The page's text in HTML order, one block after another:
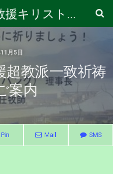
DRCnet 災害救援キリスト者連絡会
月5日
超教派一致祈祷
案内
Pin Mail SMS